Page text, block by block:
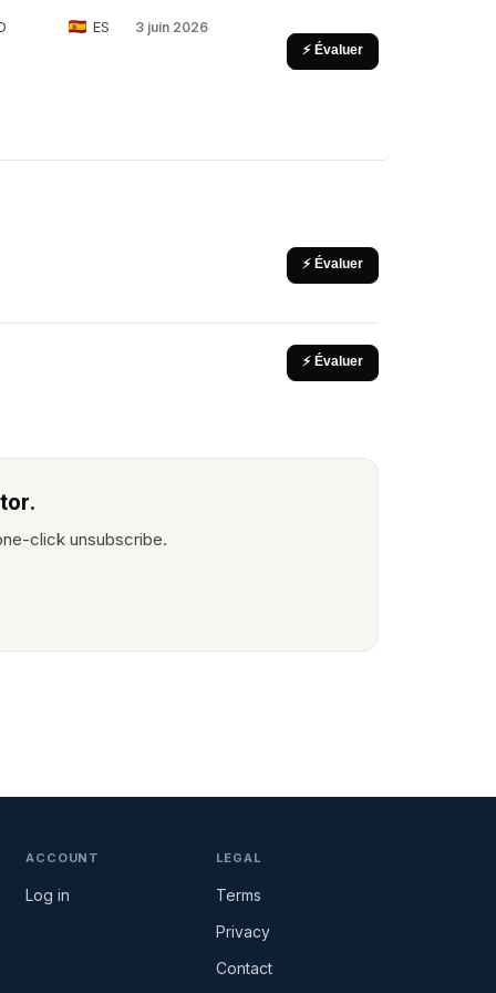
ES 3 juin 2026
⚡ Évaluer
⚡ Évaluer
⚡ Évaluer
click unsubscribe.
ACCOUNT
Log in
LEGAL
Terms
Privacy
Contact